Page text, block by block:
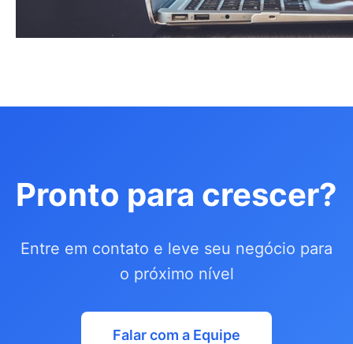
Pronto para crescer?
Entre em contato e leve seu negócio para
o próximo nível
Falar com a Equipe